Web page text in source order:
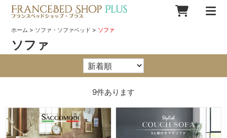
ホーム > ソファ・ソファベッド > ソファ
ソファ
9件あります